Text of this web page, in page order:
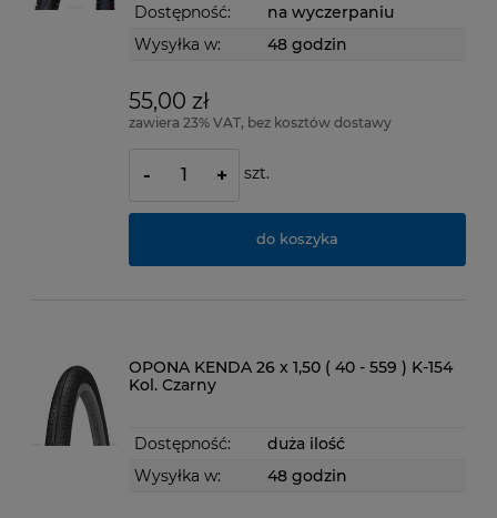
Dostępność:
na wyczerpaniu
Wysyłka w:
48 godzin
55,00 zł
zawiera 23% VAT, bez kosztów dostawy
- + szt.
do koszyka
OPONA KENDA 26 x 1,50 ( 40 - 559 ) K-154
Kol. Czarny
Dostępność:
duża ilość
Wysyłka w:
48 godzin